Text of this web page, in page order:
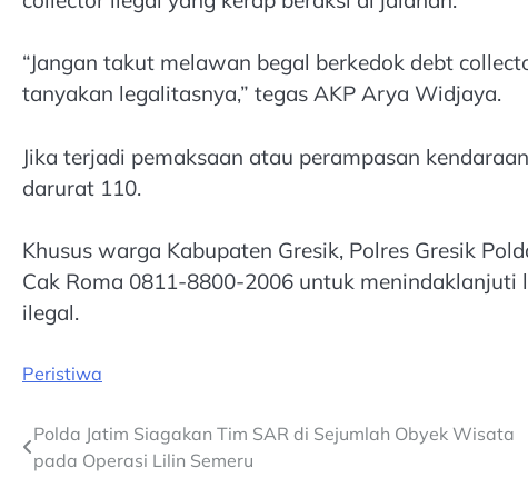
“Jangan takut melawan begal berkedok debt
tanyakan legalitasnya,” tegas AKP Arya Widjaya.
Jika terjadi pemaksaan atau perampasan
darurat 110.
Khusus warga Kabupaten Gresik, Polres Gresik
Cak Roma 0811-8800-2006 untuk
ilegal.
Peristiwa
Post
navigation
Polda Jatim Siagakan Tim SAR di Sejumlah Obyek Wisata
pada Operasi Lilin Semeru